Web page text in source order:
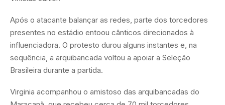
Após o atacante balançar as redes, parte dos torcedores
presentes no estádio entoou cânticos direcionados à
influenciadora. O protesto durou alguns instantes e, na
sequência, a arquibancada voltou a apoiar a Seleção
Brasileira durante a partida.
Virginia acompanhou o amistoso das arquibancadas do